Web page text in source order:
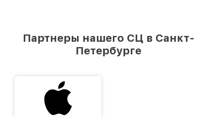
Партнеры нашего СЦ в Санкт-
Петербурге